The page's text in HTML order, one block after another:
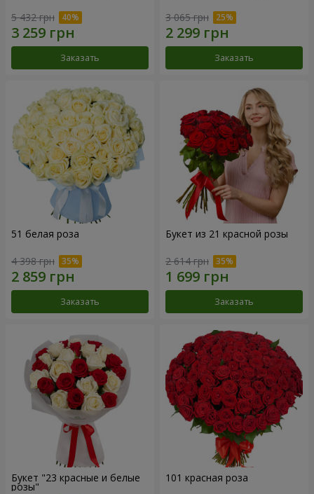
5 432 грн
Заказать
3 065 грн
Заказать
51 белая роза
4 398 грн
Заказать
Букет из 21 красной розы
2 614 грн
Заказать
Букет "23 красные и белые
розы"
101 красная роза